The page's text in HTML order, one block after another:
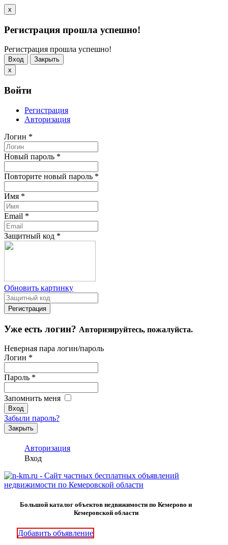
x
Регистрация прошла успешно!
Регистрация прошла успешно!
Вход
Закрыть
x
Войти
Регистрация
Авторизация
Логин *
Новый пароль *
Повторите новый пароль *
Имя *
Email *
Защитный код *
Обновить картинку
Уже есть логин? Авторизируйтесь, пожалуйста.
Неверная пара логин/пароль
Логин *
Пароль *
Запомнить меня
Забыли пароль?
Закрыть
Авторизация
Вход
Большой каталог объектов недвижимости по Кемерово и
Кемеровской области
Добавить объявление